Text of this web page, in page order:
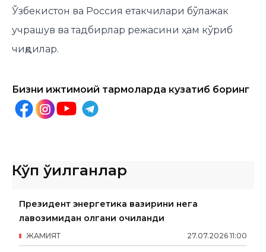
Ўзбекистон ва Россия етакчилари бўлажак
учрашув ва тадбирлар режасини ҳам кўриб
чиқдилар.
Бизни ижтимоий тармоқларда кузатиб боринг
Кўп ўқилганлар
Президент энергетика вазирини нега
лавозимидан олгани очиқланди
27.07.2026 11:00
ЖАМИЯТ